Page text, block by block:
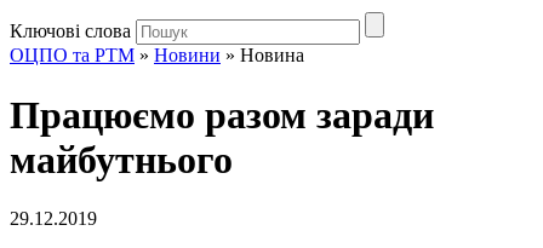
Ключові слова
ОЦПО та РТМ » Новини » Новина
Працюємо разом заради
майбутнього
29.12.2019